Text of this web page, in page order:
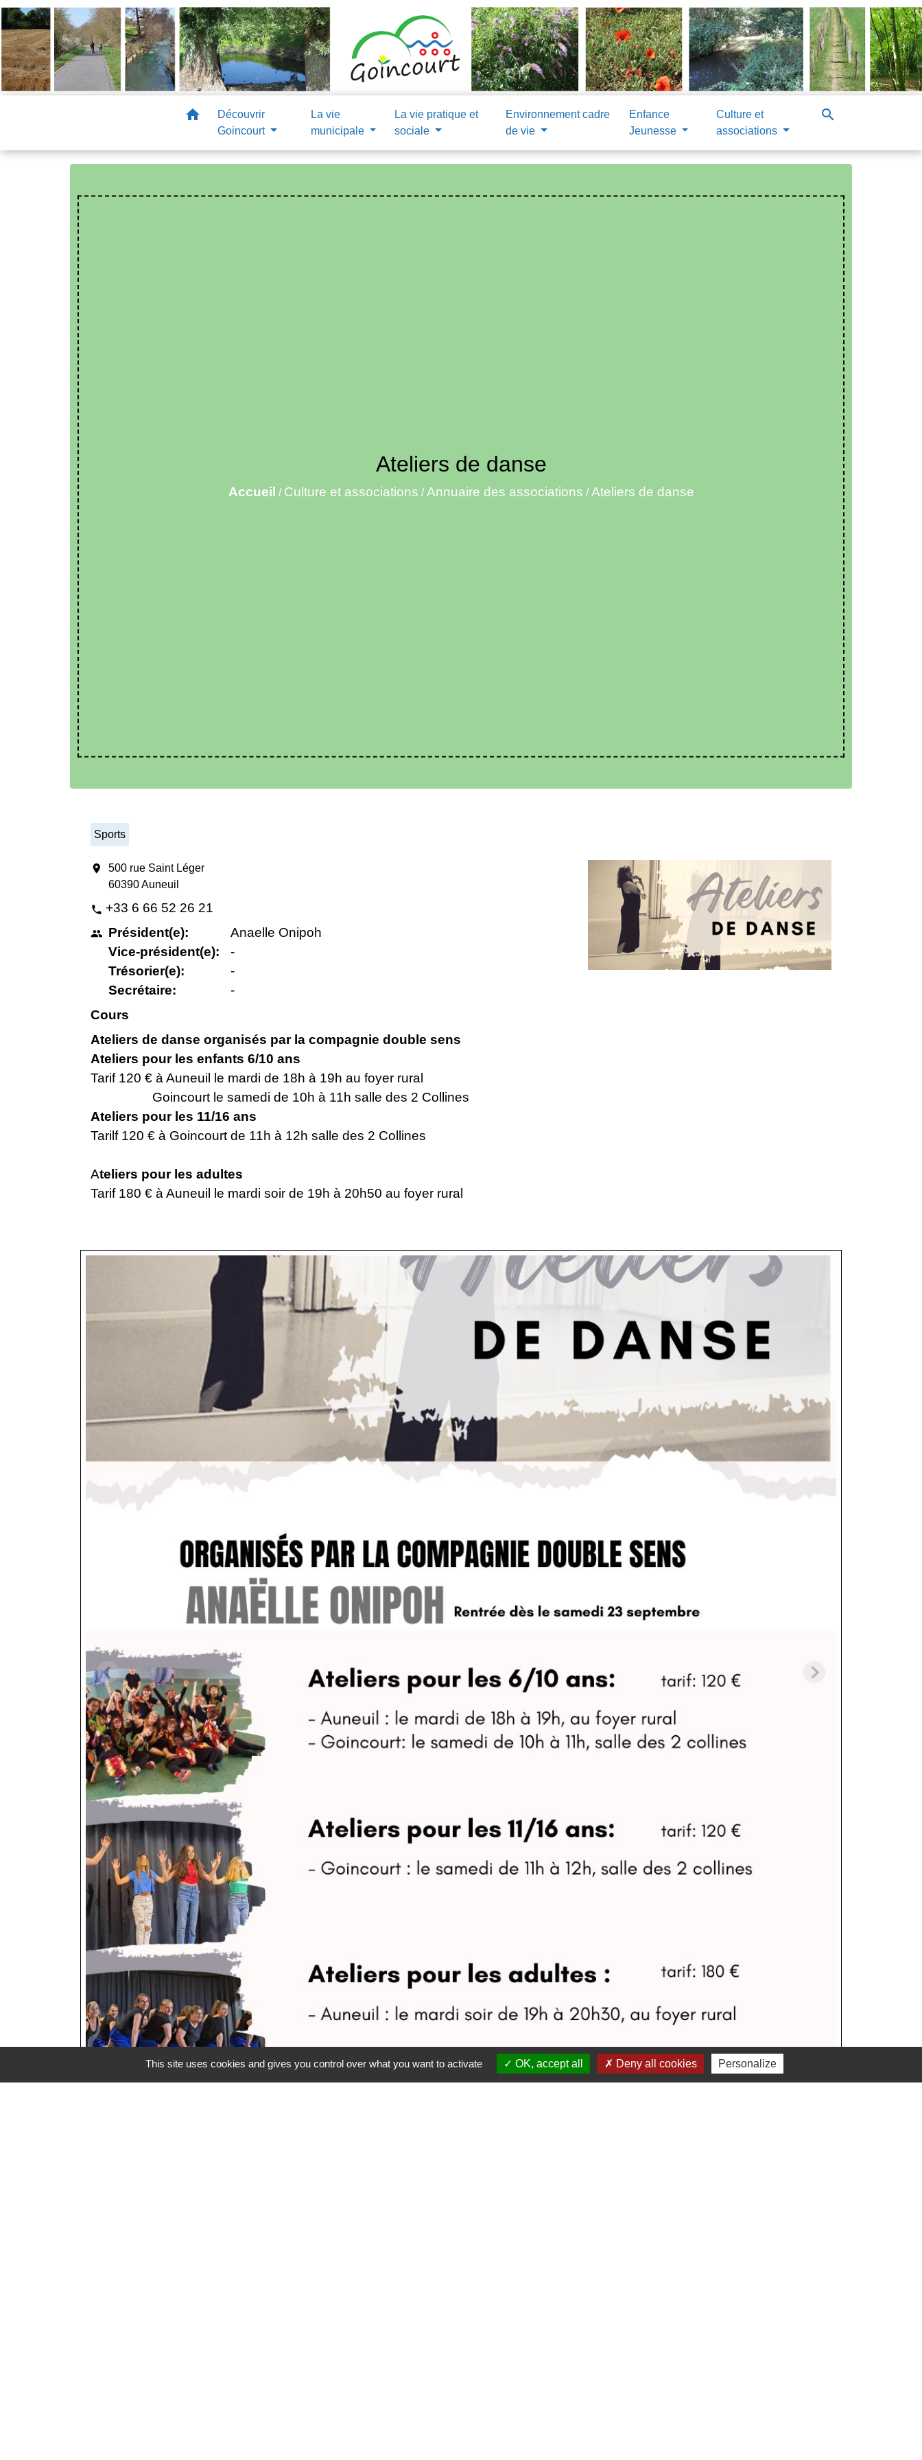
home
Découvrir
Goincourt
La vie
municipale
La vie pratique et
sociale
Environnement cadre
de vie
Enfance
Jeunesse
Culture et
associations
search
Ateliers de danse
Accueil / Culture et associations /Annuaire des associations /Ateliers de danse
Sports
location_on
500 rue Saint Léger
60390 Auneuil
phone +33 6 66 52 26 21
people Président(e):
Vice-président(e):
Trésorier(e):
Secrétaire:
Anaelle Onipoh
-
-
-
Cours
Ateliers de danse organisés par la compagnie double sens
Ateliers pour les enfants 6/10 ans
Tarif 120 € à Auneuil le mardi de 18h à 19h au foyer rural
Goincourt le samedi de 10h à 11h salle des 2 Collines
Ateliers pour les 11/16 ans
Tarilf 120 € à Goincourt de 11h à 12h salle des 2 Collines
Ateliers pour les adultes
Tarif 180 € à Auneuil le mardi soir de 19h à 20h50 au foyer rural
This site uses cookies and gives you control over what you want to activate OK, accept all Deny all cookies Personalize